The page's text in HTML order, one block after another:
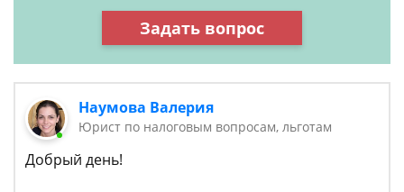
Задать вопрос
Наумова Валерия
Юрист по налоговым вопросам, льготам
Добрый день!